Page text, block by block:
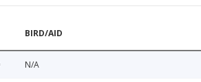
BIRD/AID
N/A